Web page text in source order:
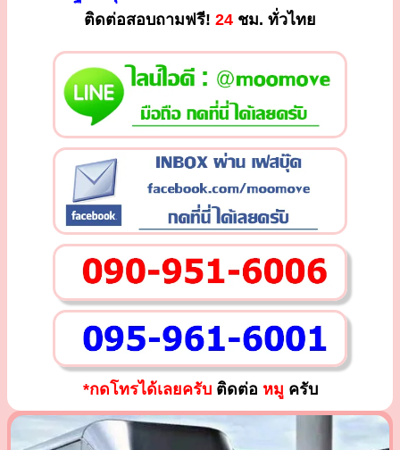
ติดต่อสอบถามฟรี! 24 ชม. ทั่วไทย
*กดโทรได้เลยครับติดต่อ หมู ครับ